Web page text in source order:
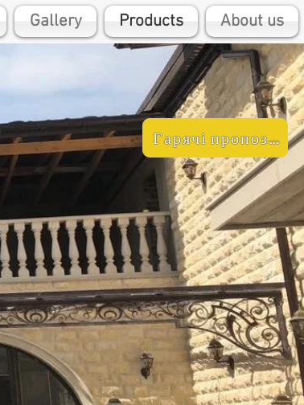
Гарячі пропозиції
Gallery Products About us